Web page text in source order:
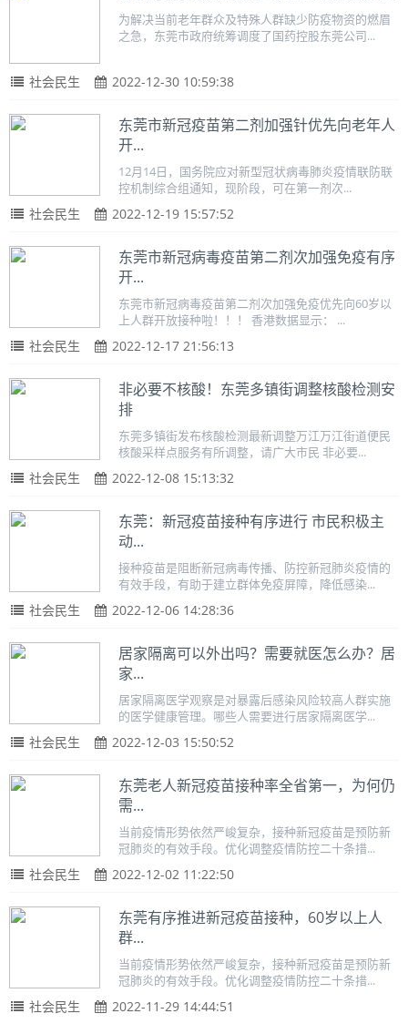
为解决当前老年群众及特殊人群缺少防疫物资的燃眉
之急，东莞市政府统筹调度了国药控股东莞公司...
社会民生 2022-12-30 10:59:38
东莞市新冠疫苗第二剂加强针优先向老年人
开...
12月14日，国务院应对新型冠状病毒肺炎疫情联防联
控机制综合组通知，现阶段，可在第一剂次...
社会民生 2022-12-19 15:57:52
东莞市新冠病毒疫苗第二剂次加强免疫有序
开...
东莞市新冠病毒疫苗第二剂次加强免疫优先向60岁以
上人群开放接种啦！！！ 香港数据显示： ...
社会民生 2022-12-17 21:56:13
非必要不核酸！东莞多镇街调整核酸检测安
排
东莞多镇街发布核酸检测最新调整万江万江街道便民
核酸采样点服务有所调整，请广大市民 非必要...
社会民生 2022-12-08 15:13:32
东莞：新冠疫苗接种有序进行 市民积极主
动...
接种疫苗是阻断新冠病毒传播、防控新冠肺炎疫情的
有效手段，有助于建立群体免疫屏障，降低感染...
社会民生 2022-12-06 14:28:36
居家隔离可以外出吗？需要就医怎么办？居
家...
居家隔离医学观察是对暴露后感染风险较高人群实施
的医学健康管理。哪些人需要进行居家隔离医学...
社会民生 2022-12-03 15:50:52
东莞老人新冠疫苗接种率全省第一，为何仍
需...
当前疫情形势依然严峻复杂，接种新冠疫苗是预防新
冠肺炎的有效手段。优化调整疫情防控二十条措...
社会民生 2022-12-02 11:22:50
东莞有序推进新冠疫苗接种，60岁以上人
群...
当前疫情形势依然严峻复杂，接种新冠疫苗是预防新
冠肺炎的有效手段。优化调整疫情防控二十条措...
社会民生 2022-11-29 14:44:51